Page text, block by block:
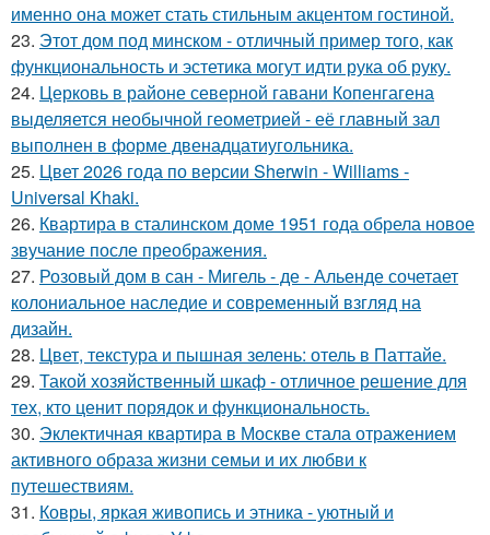
именно она может стать стильным акцентом гостиной.
23. Этот дом под минском - отличный пример того, как
функциональность и эстетика могут идти рука об руку.
24. Церковь в районе северной гавани Копенгагена
выделяется необычной геометрией - её главный зал
выполнен в форме двенадцатиугольника.
25. Цвет 2026 года по версии Sherwin - Williams -
Universal Khaki.
26. Квартира в сталинском доме 1951 года обрела новое
звучание после преображения.
27. Розовый дом в сан - Мигель - де - Альенде сочетает
колониальное наследие и современный взгляд на
дизайн.
28. Цвет, текстура и пышная зелень: отель в Паттайе.
29. Такой хозяйственный шкаф - отличное решение для
тех, кто ценит порядок и функциональность.
30. Эклектичная квартира в Москве стала отражением
активного образа жизни семьи и их любви к
путешествиям.
31. Ковры, яркая живопись и этника - уютный и